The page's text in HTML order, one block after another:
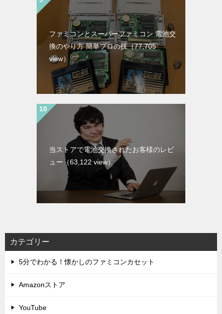
ファミコンとスーパーファミコン 電池交
換のやり方 簡単プロの技（77,705
view）
当ストアで電池交換されたお客様のレビ
ュー （63,122 view）
カテゴリー
5分でわかる！懐かしのファミコンカセット
Amazonストア
YouTube